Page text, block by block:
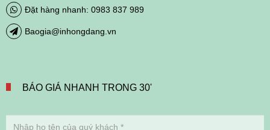
Đặt hàng nhanh: 0983 837 989
Baogia@inhongdang.vn
BÁO GIÁ NHANH TRONG 30'